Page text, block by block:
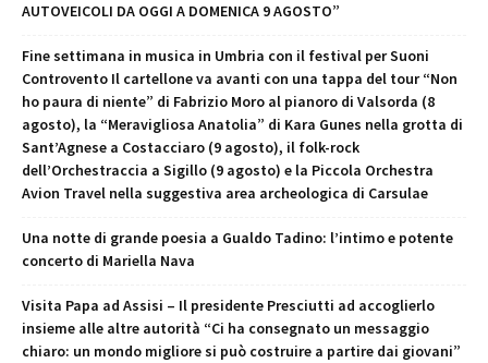
AUTOVEICOLI DA OGGI A DOMENICA 9 AGOSTO”
Fine settimana in musica in Umbria con il festival per Suoni
Controvento Il cartellone va avanti con una tappa del tour “Non
ho paura di niente” di Fabrizio Moro al pianoro di Valsorda (8
agosto), la “Meravigliosa Anatolia” di Kara Gunes nella grotta di
Sant’Agnese a Costacciaro (9 agosto), il folk-rock
dell’Orchestraccia a Sigillo (9 agosto) e la Piccola Orchestra
Avion Travel nella suggestiva area archeologica di Carsulae
Una notte di grande poesia a Gualdo Tadino: l’intimo e potente
concerto di Mariella Nava
Visita Papa ad Assisi – Il presidente Presciutti ad accoglierlo
insieme alle altre autorità “Ci ha consegnato un messaggio
chiaro: un mondo migliore si può costruire a partire dai giovani”